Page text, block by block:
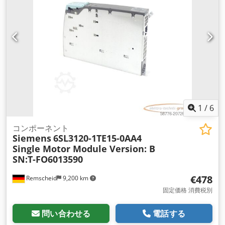
金型製造など多様な分野でご使用いただけます。 Chsdpfx
Aewg R I Esd Rja 状態：新品および中古（使用済み）ですが、
どちらも良好な技術的状態です。一部、再研磨が必要なものも
ございます――プロユーザーにも最 適なベースです。 //// 価格
1 / 6
Remscheid 9,200 km
コンポーネント
Siemens6SL3120-1TE15-0AA4
Single Motor Module Version: B
SN:T-FO6013590
€478
固定価格 消費税別
問い合わせる 電話する